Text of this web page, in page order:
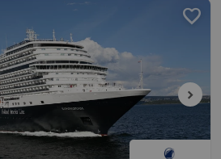
favorite
chevron_right